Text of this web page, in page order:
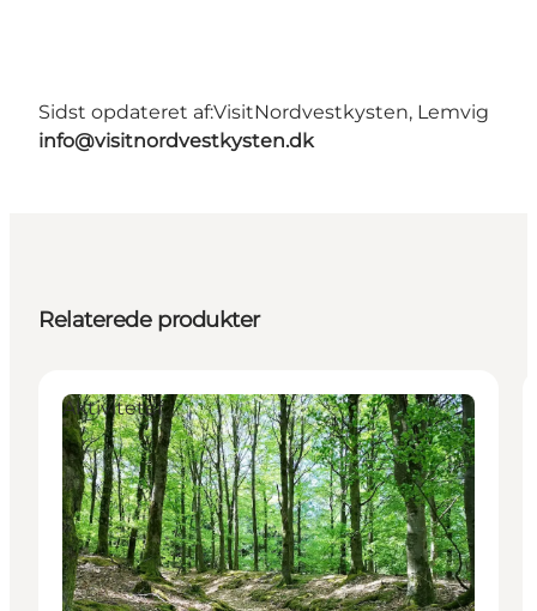
Sidst opdateret af:VisitNordvestkysten, Lemvig
info@visitnordvestkysten.dk
Relaterede produkter
Aktiviteter